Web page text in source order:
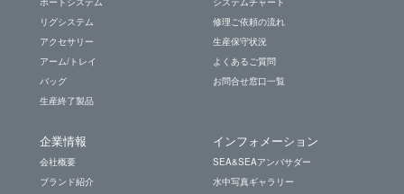
リグシステム
アクセサリー
アーム/トレイ
バッグ
生産終了製品
修理ご依頼の流れ
生産保守状況
よくあるご質問
お問合せ窓口一覧
企業情報
会社概要
ブランド紹介
インフォメーション
SEA&SEAアンバサダー
水中写真ギャラリー